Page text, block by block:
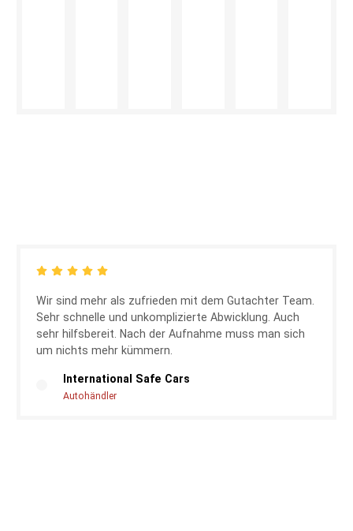
Wir sind mehr als zufrieden mit dem Gutachter Team.
Sehr schnelle und unkomplizierte Abwicklung. Auch
sehr hilfsbereit. Nach der Aufnahme muss man sich
um nichts mehr kümmern.
International Safe Cars
Autohändler